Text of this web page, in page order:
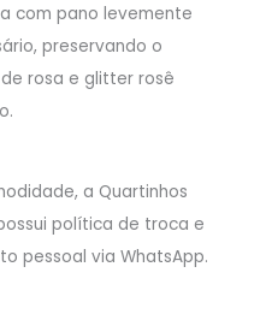
com pano levemente
preservando o
rosa e glitter rosê
a Quartinhos
política de troca e
pessoal via WhatsApp.